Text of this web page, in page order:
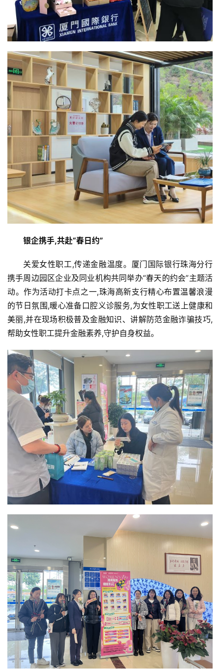
首
页
商
费
生
活
科
技
财
经
登录 注册
银企携手,共赴“春日约”
关爱女性职工,传递金融温度。厦门国际银行珠海分行
携手周边园区企业及同业机构共同举办“春天的约会”主题活
动。作为活动打卡点之一,珠海高新支行精心布置温馨浪漫
的节日氛围,暖心准备口腔义诊服务,为女性职工送上健康和
美丽,并在现场积极普及金融知识、讲解防范金融诈骗技巧,
帮助女性职工提升金融素养,守护自身权益。